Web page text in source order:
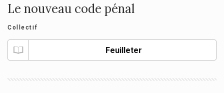
Le nouveau code pénal
Collectif
Feuilleter